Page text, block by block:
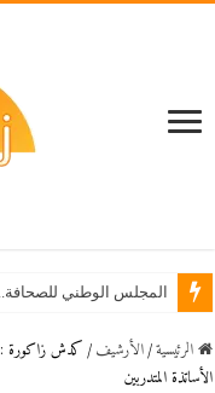
المجلس الوطني
الرئيسية / اﻷرشيف / كدش زاكورة :
الأساتذة المتدربين